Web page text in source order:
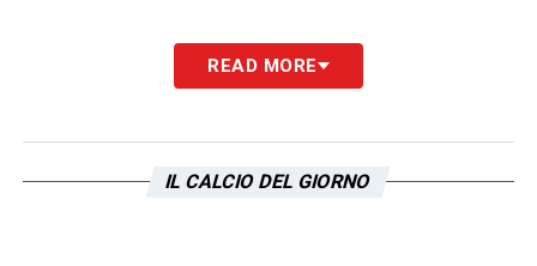
READ MORE
IL CALCIO DEL GIORNO